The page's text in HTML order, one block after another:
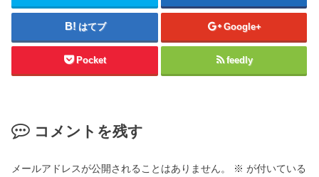
はてブ Google+
Pocket feedly
コメントを残す
メールアドレスが公開されることはありません。 ※ が付いている